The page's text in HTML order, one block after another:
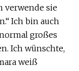
verwende sie
Ich bin auch
großes
Ich wünschte,
weiß